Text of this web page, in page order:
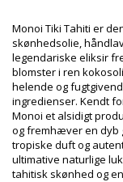
Vægt: 250g /
Retouchering af
Plejeinstrukser
250Ml
Monoi Tiki Tahiti er
skønhedsolie,
legendariske eliksir
blomster i ren
helende og
ingredienser. Kendt
Monoi et alsidigt
og fremhæver en dyb
tropiske duft og
ultimative naturlige
tahitisk skønhed og